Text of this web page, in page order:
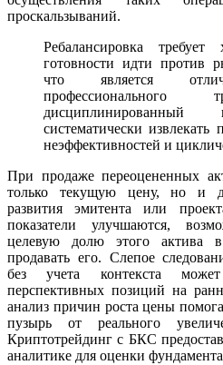
проскальзываний.
Ребалансировка
готовности идти против
что является
профессионального
дисциплинированный
систематически
неэффективностей и
При продаже переоцененных
только текущую цену, но и
развития эмитента или
показатели улучшаются,
целевую долю этого актива
продавать его. Слепое
без учета контекста
перспективных позиций на
анализ причин роста цены
пузырь от реального
Криптотрейдинг с БКС
аналитике для оценки